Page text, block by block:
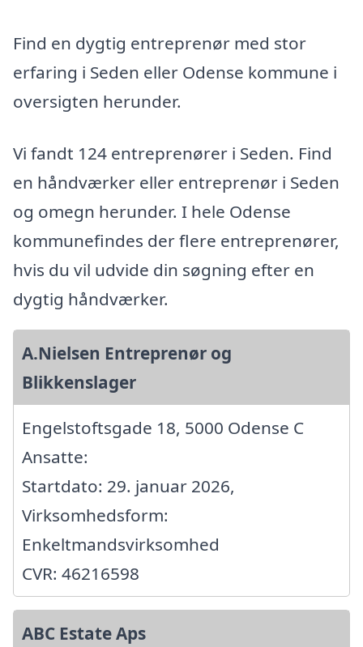
Find en dygtig entreprenør med stor
erfaring i Seden eller Odense kommune i
oversigten herunder.
Vi fandt 124 entreprenører i Seden. Find
en håndværker eller entreprenør i Seden
og omegn herunder. I hele Odense
kommunefindes der flere entreprenører,
hvis du vil udvide din søgning efter en
dygtig håndværker.
A.Nielsen Entreprenør og
Blikkenslager
Engelstoftsgade 18, 5000 Odense C
Ansatte:
Startdato: 29. januar 2026,
Virksomhedsform:
Enkeltmandsvirksomhed
CVR: 46216598
ABC Estate Aps